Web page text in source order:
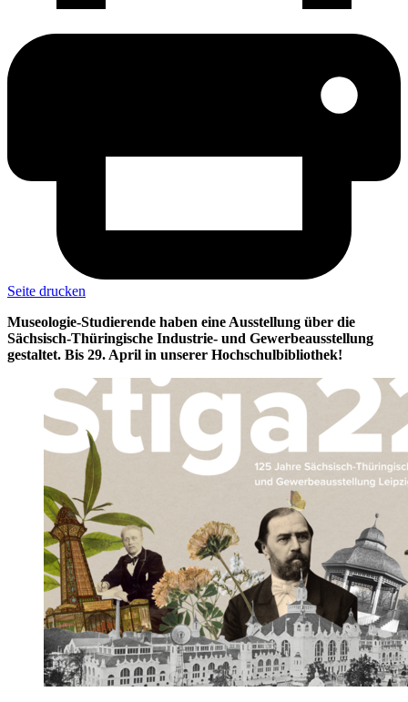
Seite drucken
Museologie-Studierende haben eine Ausstellung über die
Sächsisch-Thüringische Industrie- und Gewerbeausstellung
gestaltet. Bis 29. April in unserer Hochschulbibliothek!